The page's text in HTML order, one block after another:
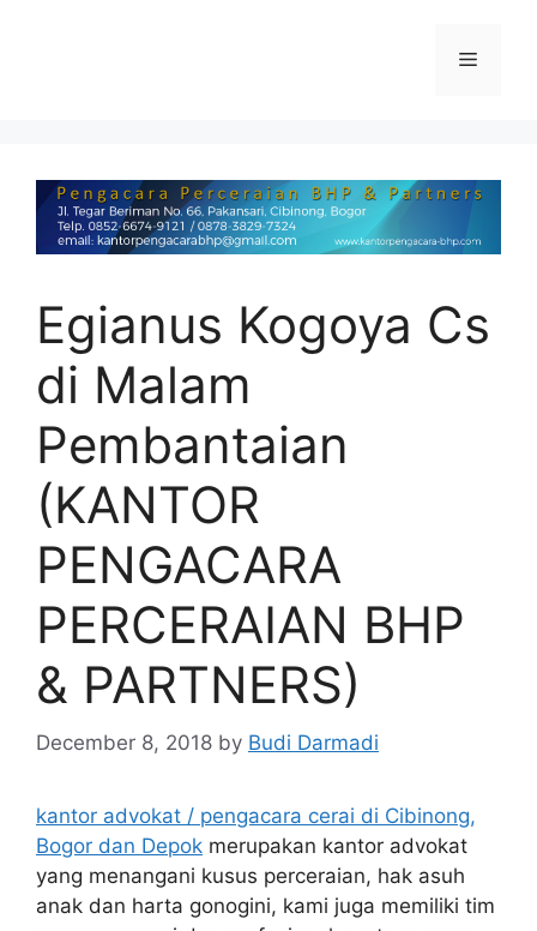
Egianus Kogoya Cs
di Malam
Pembantaian
(KANTOR
PENGACARA
PERCERAIAN BHP
& PARTNERS)
December 8, 2018 by Budi Darmadi
kantor advokat / pengacara cerai di Cibinong,
Bogor dan Depok merupakan kantor advokat
yang menangani kusus perceraian, hak asuh
anak dan harta gonogini, kami juga memiliki tim